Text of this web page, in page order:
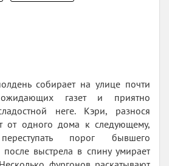
собирает на улице почти
газет и приятно
неге. Кэри, разнося
от одного дома к следующему,
порог бывшего
выстрела в спину умирает